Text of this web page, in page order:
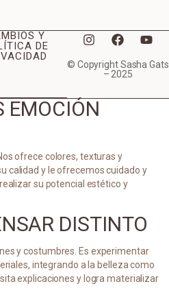
Y
DE
© Copyright Sasha Gats
– 2025
EMOCIÓN
ofrece colores, texturas y
calidad y le ofrecemos cuidado y
su potencial estético y
DISTINTO
y costumbres. Es experimentar
integrando a la belleza como
explicaciones y logra materializar